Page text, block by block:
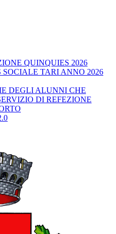
QUINQUIES 2026
SOCIALE TARI ANNO 2026
DEGLI ALUNNI CHE
DI REFEZIONE